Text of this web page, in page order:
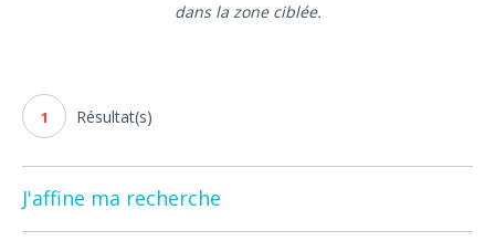
dans la zone ciblée.
1 Résultat(s)
J'affine ma recherche